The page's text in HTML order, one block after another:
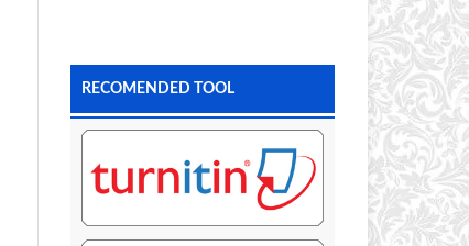
RECOMENDED TOOL